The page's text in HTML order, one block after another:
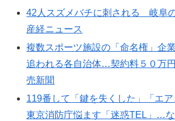
42人スズメバチに刺される 岐阜
産経ニュース
複数スポーツ施設の「命名権」企
追われる各自治体…契約料５０万
売新聞
119番して「鍵を失くした」「エ
東京消防庁悩ます「迷惑TEL」…